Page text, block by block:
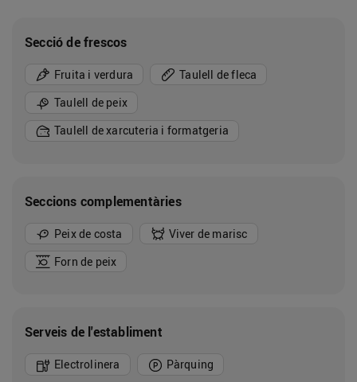
Secció de frescos
Fruita i verdura
Taulell de fleca
Taulell de peix
Taulell de xarcuteria i formatgeria
Seccions complementàries
Peix de costa
Viver de marisc
Forn de peix
Serveis de l'establiment
Electrolinera
Pàrquing